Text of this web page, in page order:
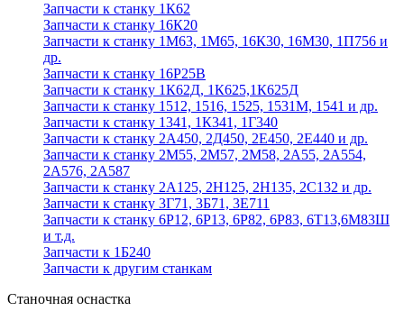
Запчасти к станку 1К62
Запчасти к станку 16К20
Запчасти к станку 1М63, 1М65, 16К30, 16М30, 1П756 и
др.
Запчасти к станку 16Р25В
Запчасти к станку 1К62Д, 1К625,1К625Д
Запчасти к станку 1512, 1516, 1525, 1531М, 1541 и др.
Запчасти к станку 1341, 1К341, 1Г340
Запчасти к станку 2А450, 2Д450, 2Е450, 2Е440 и др.
Запчасти к станку 2М55, 2М57, 2М58, 2А55, 2А554,
2А576, 2А587
Запчасти к станку 2А125, 2Н125, 2Н135, 2С132 и др.
Запчасти к станку 3Г71, 3Б71, 3Е711
Запчасти к станку 6Р12, 6Р13, 6Р82, 6Р83, 6Т13,6М83Ш
и т.д.
Запчасти к 1Б240
Запчасти к другим станкам
Станочная оснастка